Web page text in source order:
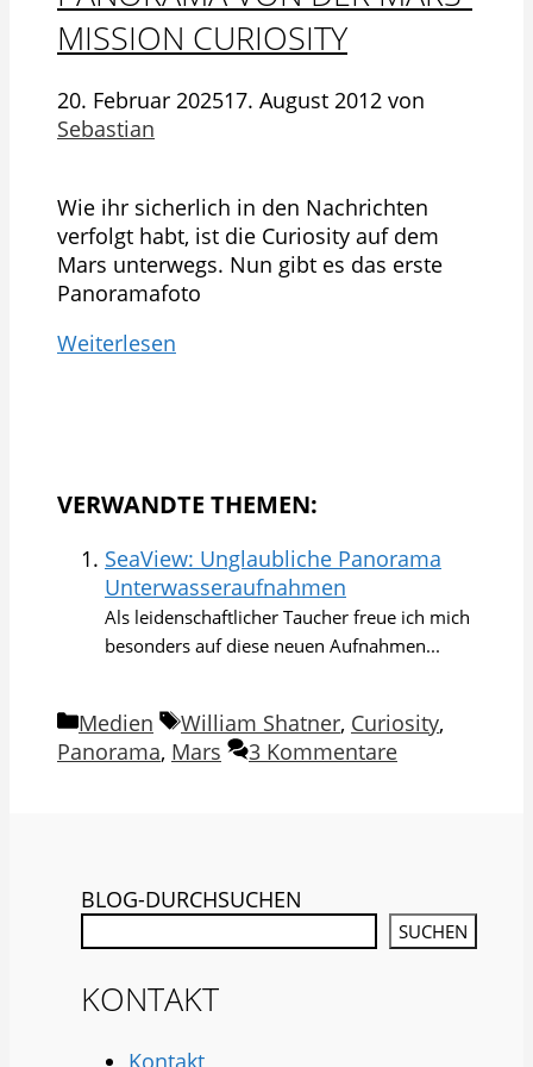
MISSION CURIOSITY
20. Februar 202517. August 2012 von
Sebastian
Wie ihr sicherlich in den Nachrichten
verfolgt habt, ist die Curiosity auf dem
Mars unterwegs. Nun gibt es das erste
Panoramafoto
Weiterlesen
VERWANDTE THEMEN:
SeaView: Unglaubliche Panorama
Unterwasseraufnahmen
Als leidenschaftlicher Taucher freue ich mich
besonders auf diese neuen Aufnahmen...
Kategorien
Medien Schlagwörter
William Shatner, Curiosity,
Panorama, Mars 3 Kommentare
BLOG-DURCHSUCHEN
SUCHEN
KONTAKT
Kontakt